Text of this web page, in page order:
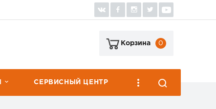
Корзина 0
СЕРВИСНЫЙ ЦЕНТР